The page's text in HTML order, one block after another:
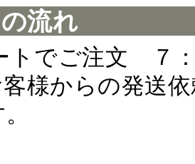
流れ
トでご注文 ７
様からの発送